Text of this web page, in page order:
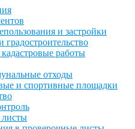
и застройки
градостроительство
работы
отходы
и спортивные площадки